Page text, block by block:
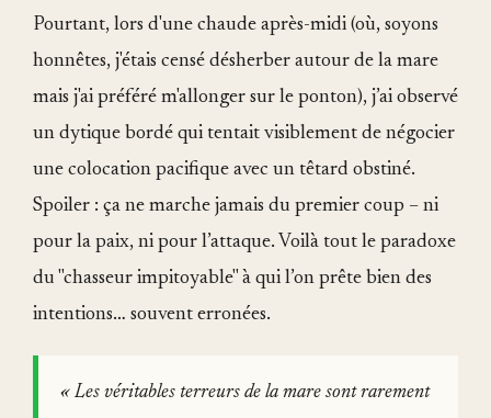
Pourtant, lors d'une chaude après-midi (où, soyons
honnêtes, j'étais censé désherber autour de la mare
mais j'ai préféré m'allonger sur le ponton), j’ai observé
un dytique bordé qui tentait visiblement de négocier
une colocation pacifique avec un têtard obstiné.
Spoiler : ça ne marche jamais du premier coup – ni
pour la paix, ni pour l’attaque. Voilà tout le paradoxe
du "chasseur impitoyable" à qui l’on prête bien des
intentions… souvent erronées.
« Les véritables terreurs de la mare sont rarement